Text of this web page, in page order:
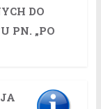
DO
PN. „PO